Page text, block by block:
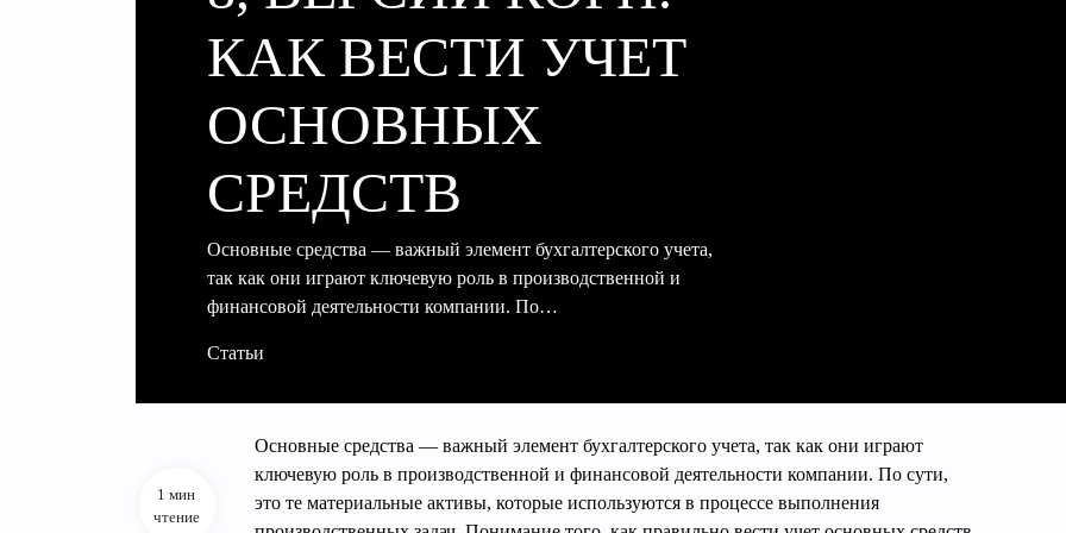
КАК ВЕСТИ УЧЕТ
ОСНОВНЫХ
СРЕДСТВ
Основные средства — важный элемент бухгалтерского учета,
так как они играют ключевую роль в производственной и
финансовой деятельности компании. По…
Статьи
1 мин
чтение
Основные средства — важный элемент бухгалтерского учета, так как они играют
ключевую роль в производственной и финансовой деятельности компании. По сути,
это те материальные активы, которые используются в процессе выполнения